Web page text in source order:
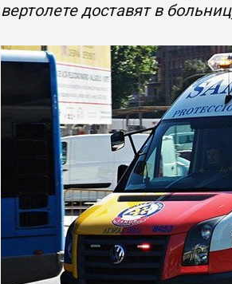
вертолете доставят в